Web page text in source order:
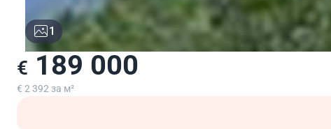
1
€ 189 000
€ 2 392 за м²